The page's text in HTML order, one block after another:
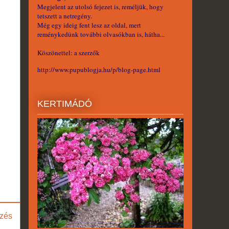
Megjelent az utolsó fejezet is, reméljük, hogy
tetszett a netregény.
Még egy ideig fent lesz az oldal, mert
reménykedünk további olvasókban is, hátha...
Köszönettel: a szerzők
http://www.pupublogja.hu/p/blog-page.html
KERTIMÁDÓ